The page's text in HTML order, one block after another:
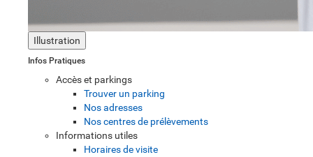
Illustration
Infos Pratiques
Accès et parkings
Trouver un parking
Nos adresses
Nos centres de prélèvements
Informations utiles
Horaires de visite